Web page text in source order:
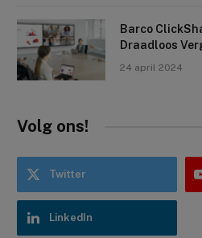
Barco
Draadloos
24 april 2024
Volg ons!
Twitter
LinkedIn